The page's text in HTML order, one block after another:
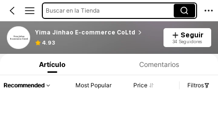
Buscar en la Tienda
Yima Jinhao E-commerce CoLtd
4.93
Seguir
34 Seguidores
Artículo Comentarios
Recommended Most Popular Price Filtros